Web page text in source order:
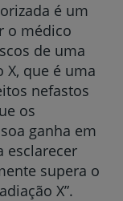
é um
o médico
de uma
X, que é uma
nefastos
os
ganha em
esclarecer
supera o
X”.